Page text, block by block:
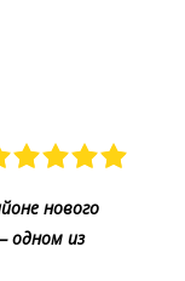
нового
одном из